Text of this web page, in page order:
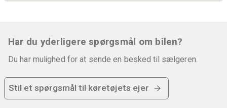
Har du yderligere spørgsmål om bilen?
Du har mulighed for at sende en besked til sælgeren.
Stil et spørgsmål til køretøjets ejer